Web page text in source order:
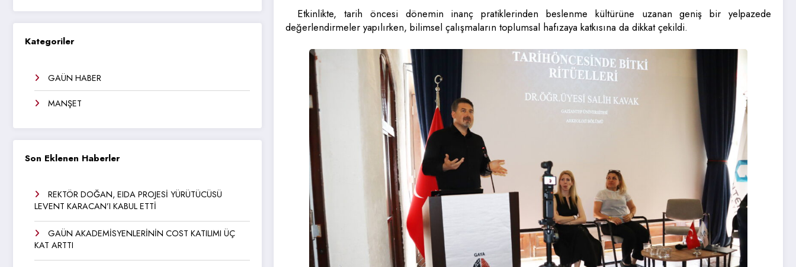
Kategoriler
GAÜN HABER
MANŞET
Son Eklenen Haberler
REKTÖR DOĞAN, EIDA PROJESİ YÜRÜTÜCÜSÜ
LEVENT KARACAN’I KABUL ETTİ
GAÜN AKADEMİSYENLERİNİN COST KATILIMI ÜÇ
KAT ARTTI
Etkinlikte, tarih öncesi dönemin inanç pratiklerinden beslenme kültürüne uzanan geniş bir yelpazede
değerlendirmeler yapılırken, bilimsel çalışmaların toplumsal hafızaya katkısına da dikkat çekildi.